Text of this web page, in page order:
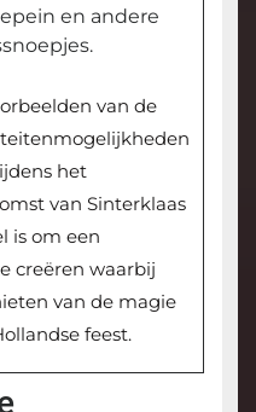
en andere
van de
het
van Sinterklaas
is om een
creëren waarbij
van de magie
feest.